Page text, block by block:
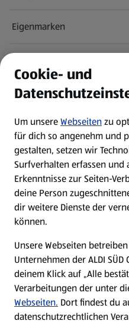
Eigenmarken
Newsletter
WhatsApp
Über ALDI SÜD
Filialen
Nachhaltigkeit
Karriere
Cookie- und
Um unsereWebseitenzu
für dich so angenehm und
gestalten, setzen wir
Surfverhalten erfassen und
Erkenntnisse zur Seiten-
deine Person
dir weitere Dienste der
können.
Unsere Webseiten
Unternehmen der ALDI
deinem Klick auf „Alle
Verarbeitungen der unter
Webseiten. Dort findest du
datenschutzrechtlichen